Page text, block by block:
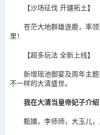
【沙场征伐 开疆拓土】
苍茫大地群雄逐鹿，率
里！
【超多玩法 全新上线】
新增瑶池御宴及周年主
不一样的大清盛世。
我在大清当皇帝妃子介绍
甄嬛，李师师，大玉儿